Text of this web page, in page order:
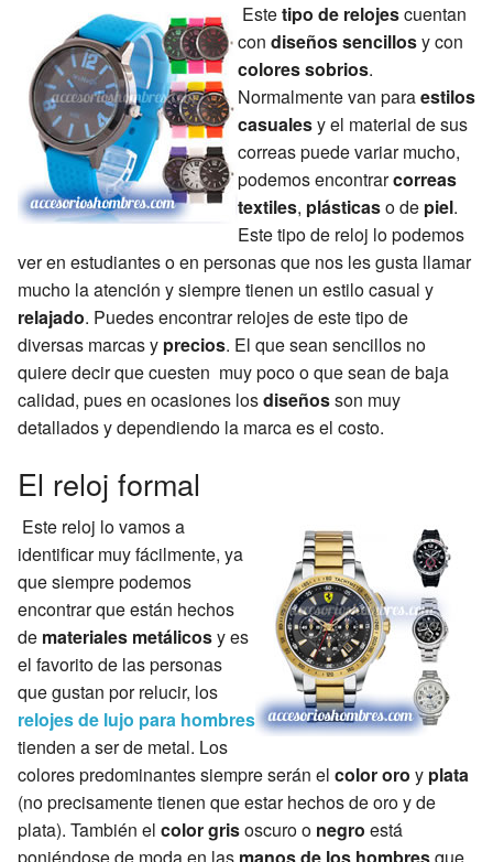
Estetipo de relojescuentan
con diseños sencillosy con
colores sobrios.
Normalmente van paraestilos
casualesy el material de sus
correas puede variar mucho,
podemos encontrarcorreas
textiles, plásticaso de piel.
Este tipo de reloj lo podemos
ver en estudiantes o en personas que nos les gusta llamar
mucho la atención y siempre tienen un estilo casual y
relajado. Puedes encontrar relojes de este tipo de
diversas marcas y precios. El que sean sencillos no
quiere decir que cuesten muy poco o que sean de baja
calidad, pues en ocasiones losdiseñosson muy
detallados y dependiendo la marca es el costo.
El reloj formal
Este reloj lo vamos a
identificar muy fácilmente, ya
que siempre podemos
encontrar que están hechos
de materiales metálicosy es
el favorito de las personas
que gustan por relucir, los
relojes de lujo para hombres
tienden a ser de metal. Los
colores predominantes siempre serán el color oro y plata
(no precisamente tienen que estar hechos de oro y de
plata). También el color grisoscuro o negro está